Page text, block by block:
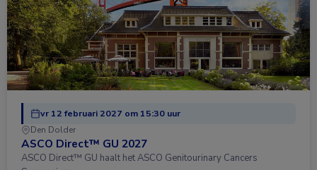
vr 12 februari 2027 om 15:30 uur
Den Dolder
ASCO Direct™ GU 2027
ASCO Direct™ GU haalt het ASCO Genitourinary Cancers